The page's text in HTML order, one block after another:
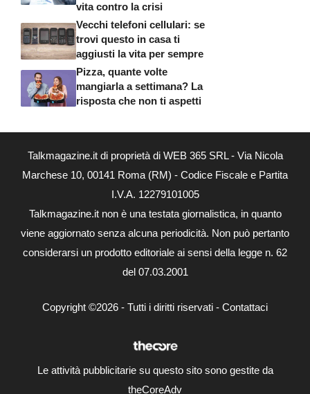
vita contro la crisi
Vecchi telefoni cellulari: se
trovi questo in casa ti
aggiusti la vita per sempre
Pizza, quante volte
mangiarla a settimana? La
risposta che non ti aspetti
Talkmagazine.it di proprietà di WEB 365 SRL - Via Nicola
Marchese 10, 00141 Roma (RM) - Codice Fiscale e Partita
I.V.A. 12279101005
Talkmagazine.it non è una testata giornalistica, in quanto
viene aggiornato senza alcuna periodicità. Non può pertanto
considerarsi un prodotto editoriale ai sensi della legge n. 62
del 07.03.2001
Copyright ©2026 - Tutti i diritti riservati - Contattaci
Le attività pubblicitarie su questo sito sono gestite da
theCoreAdv